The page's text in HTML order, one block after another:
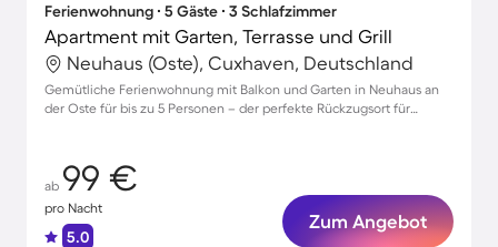
Ferienwohnung ∙ 5 Gäste ∙ 3 Schlafzimmer
Apartment mit Garten, Terrasse und Grill
Neuhaus (Oste), Cuxhaven, Deutschland
Gemütliche Ferienwohnung mit Balkon und Garten in Neuhaus an
der Oste für bis zu 5 Personen – der perfekte Rückzugsort für
ab 99 €
pro Nacht
5.0
Zum Angebot